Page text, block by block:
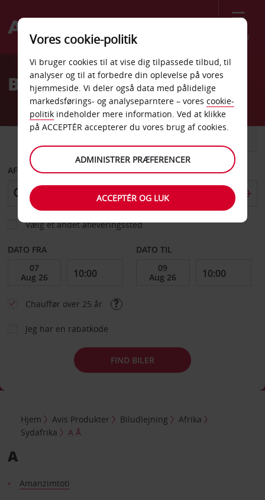
Menu
Welcome
AvisBilleje Sydafrika
AFHENT FRA
Vælg et andet afleveringssted
DATO FRA DATO TIL
Chauffør over 25 år
Jeg har en rabatkode
FIND BILER
Hjem Avis Produkter Biludlejning
Afrika
Sydafrika
A Å
A
Amanzimtoti
Vores cookie-politik
Vi bruger cookies til at vise dig tilpassede tilbud, til
analyser og til at forbedre din oplevelse på vores
hjemmeside. Vi deler også data med pålidelige
markedsførings- og analyseparntere – vores cookie-
politik indeholder mere information. Ved at klikke
på ACCEPTÉR accepterer du vores brug af cookies.
ADMINISTRER PRÆFERENCER
ACCEPTÉR OG LUK